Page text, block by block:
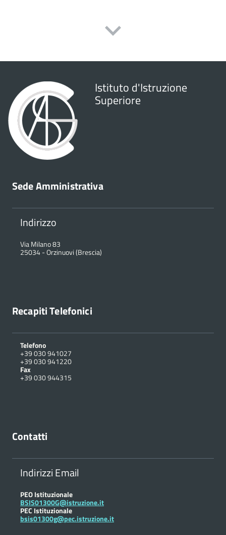
Istituto d'Istruzione
Superiore
Sede Amministrativa
Indirizzo
Via Milano 83
25034-Orzinuovi (Brescia)
Recapiti Telefonici
Telefono
+39 030 941027
+39 030 941220
Fax
+39 030 944315
Contatti
Indirizzi Email
PEO Istituzionale
BSIS01300G@istruzione.it
PEC Istituzionale
bsis01300g@pec.istruzione.it